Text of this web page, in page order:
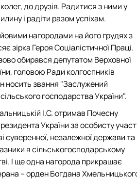
до друзів. Радитися з ними у
і радіти разом успіхам.
нагородами на його грудях з
зірка Героя Соціалістичної Праці.
обирався депутатом Верховної
головою Ради колгоспників
носить звання "Заслужений
господарства України".
І.С. отримав Почесну
України за особисту
суверенної, незалежної держави та
в сільськогосподарському
І ще одна нагорода прикрашає
– орден Богдана